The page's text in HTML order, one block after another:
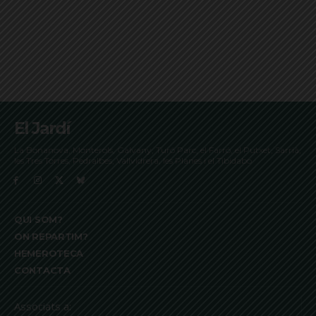
El Jardí
La Bonanova, Monterols, Galvany, Turó Parc, el Farró, el Putxet, Sarrià,
les Tres Torres, Pedralbes, Vallvidrera, les Planes i el Tibidabo
QUI SOM?
ON REPARTIM?
HEMEROTECA
CONTACTA
Associats a: